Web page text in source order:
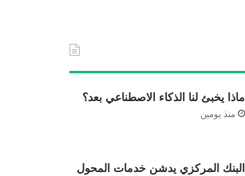
ماذا يخبئ لنا الذكاء الاصطناعي بعد؟
منذ يومين
البنك المركزي يدشن خدمات المحول